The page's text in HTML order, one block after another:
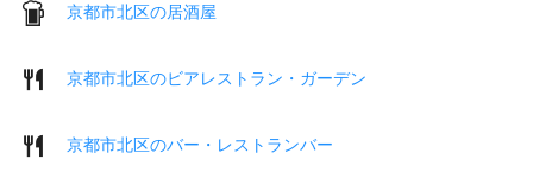
京都市北区の居酒屋
京都市北区のビアレストラン・ガーデン
京都市北区のバー・レストランバー